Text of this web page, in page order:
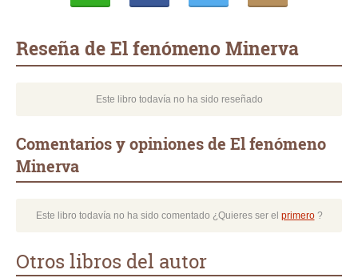
Reseña de El fenómeno Minerva
Este libro todavía no ha sido reseñado
Comentarios y opiniones de El fenómeno
Minerva
Este libro todavía no ha sido comentado ¿Quieres ser el primero?
Otros libros del autor